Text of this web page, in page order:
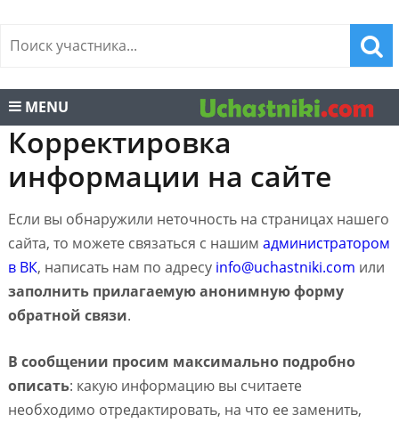
MENU
Корректировка
информации на сайте
Если вы обнаружили неточность на страницах нашего
сайта, то можете связаться с нашим администратором
в ВК, написать нам по адресу info@uchastniki.com или
заполнить прилагаемую анонимную форму
обратной связи.
В сообщении просим максимально подробно
описать: какую информацию вы считаете
необходимо отредактировать, на что ее заменить,